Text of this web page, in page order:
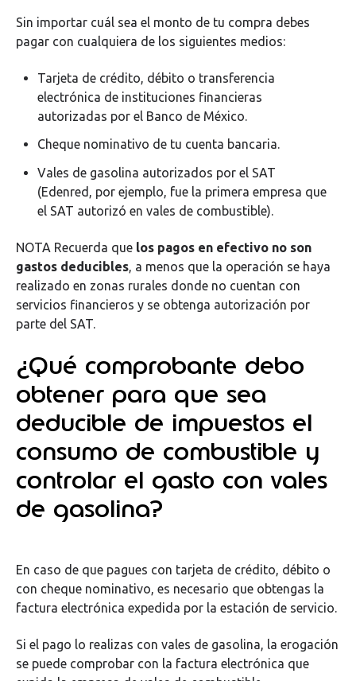
Sin importar cuál sea el monto de tu compra debes
pagar con cualquiera de los siguientes medios:
Tarjeta de crédito, débito o transferencia
electrónica de instituciones financieras
autorizadas por el Banco de México.
Cheque nominativo de tu cuenta bancaria.
Vales de gasolina autorizados por el SAT
(Edenred, por ejemplo, fue la primera empresa que
el SAT autorizó en vales de combustible).
NOTA Recuerda que los pagos en efectivo no son
gastos deducibles, a menos que la operación se haya
realizado en zonas rurales donde no cuentan con
servicios financieros y se obtenga autorización por
parte del SAT.
¿Qué comprobante debo
obtener para que sea
deducible de impuestos el
consumo de combustible y
controlar el gasto con vales
de gasolina?
En caso de que pagues con tarjeta de crédito, débito o
con cheque nominativo, es necesario que obtengas la
factura electrónica expedida por la estación de servicio.
Si el pago lo realizas con vales de gasolina, la erogación
se puede comprobar con la factura electrónica que